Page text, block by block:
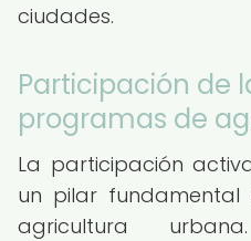
ciudades.
Participación de
programas de
La participación
un pilar
agricultura